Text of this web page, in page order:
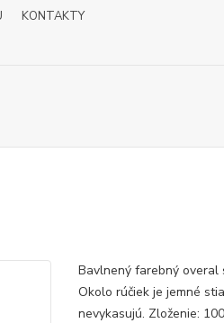
KONTAKTY
Bavlnený farebný overal
Okolo rúčiek je jemné
nevykasujú. Zloženie: